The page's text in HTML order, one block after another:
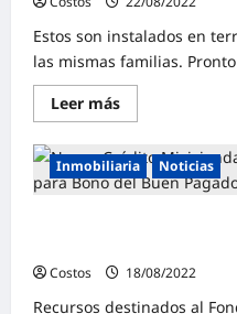
Estos son instalados en
las mismas familias.
Leer más
Inmobiliaria Noticias
Costos
18/08/2022
Recursos destinados al